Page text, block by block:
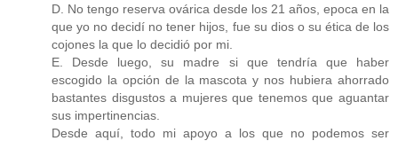
D. No tengo reserva ovárica desde los 21 años, epoca en la
que yo no decidí no tener hijos, fue su dios o su ética de los
cojones la que lo decidió por mi.
E. Desde luego, su madre si que tendría que haber
escogido la opción de la mascota y nos hubiera ahorrado
bastantes disgustos a mujeres que tenemos que aguantar
sus impertinencias.
Desde aquí, todo mi apoyo a los que no podemos ser